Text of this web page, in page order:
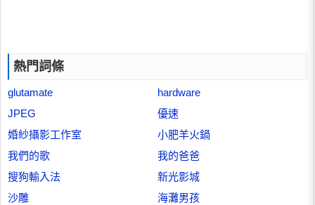
熱門詞條
glutamate
hardware
JPEG
優速
婚紗攝影工作室
小肥羊火鍋
我們的歌
我的爸爸
搜狗輸入法
新光影城
沙雕
海灘男孩